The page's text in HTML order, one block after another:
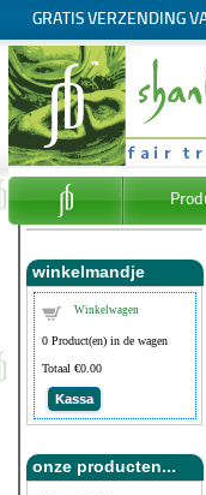
GRATIS VERZENDING
winkelmandje
Winkelwagen
0Product(en) in de wagen
Totaal €0.00
Kassa
onze producten...